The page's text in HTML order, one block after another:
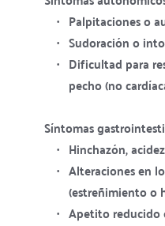
Palpitaciones o
Sudoración o
Dificultad para
pecho (no
Síntomas
Hinchazón,
Alteraciones en
(estreñimiento o
Apetito reducido